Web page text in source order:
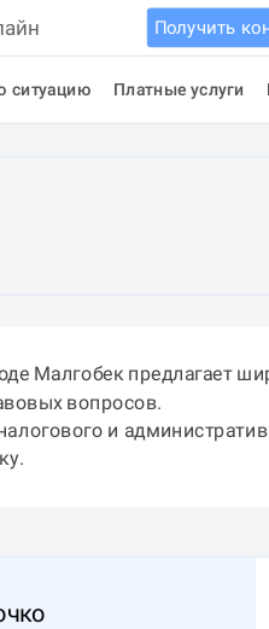
Получить
ситуацию Платные услуги
Малгобек предлагает
вопросов.
и